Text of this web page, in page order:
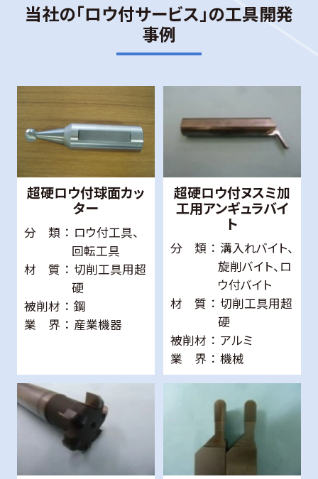
当社の「ロウ付サービス」の工具開発
事例
超硬ロウ付球面カッ
ター
分 類
ロウ付工具、
回転工具
材 質
切削工具用超
硬
被削材
鋼
業 界
産業機器
超硬ロウ付ヌスミ加
工用アンギュラバイ
ト
分 類
溝入れバイト、
旋削バイト、ロ
ウ付バイト
材 質
切削工具用超
硬
被削材
アルミ
業 界
機械